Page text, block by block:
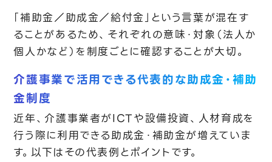
「補助金／助成金／給付金」という言葉が混在す
ることがあるため、それぞれの意味・対象（法人か
個人かなど）を制度ごとに確認することが大切。
介護事業で活用できる代表的な助成金・補助
金制度
近年、介護事業者がICTや設備投資、人材育成を
行う際に利用できる助成金・補助金が増えていま
す。以下はその代表例とポイントです。